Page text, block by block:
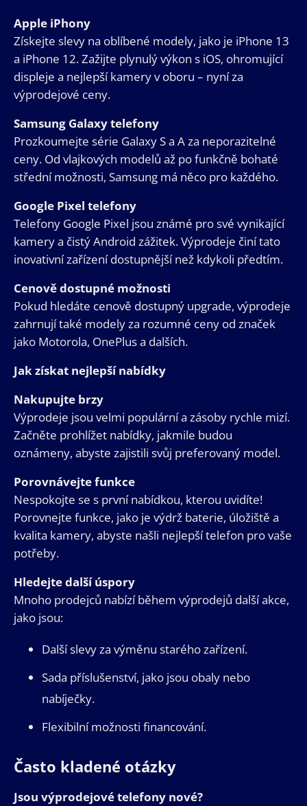
Apple iPhony
Získejte slevy na oblíbené modely, jako je iPhone 13
a iPhone 12. Zažijte plynulý výkon s iOS, ohromující
displeje a nejlepší kamery v oboru – nyní za
výprodejové ceny.
Samsung Galaxy telefony
Prozkoumejte série Galaxy S a A za neporazitelné
ceny. Od vlajkových modelů až po funkčně bohaté
střední možnosti, Samsung má něco pro každého.
Google Pixel telefony
Telefony Google Pixel jsou známé pro své vynikající
kamery a čistý Android zážitek. Výprodeje činí tato
inovativní zařízení dostupnější než kdykoli předtím.
Cenově dostupné možnosti
Pokud hledáte cenově dostupný upgrade, výprodeje
zahrnují také modely za rozumné ceny od značek
jako Motorola, OnePlus a dalších.
Jak získat nejlepší nabídky
Nakupujte brzy
Výprodeje jsou velmi populární a zásoby rychle mizí.
Začněte prohlížet nabídky, jakmile budou
oznámeny, abyste zajistili svůj preferovaný model.
Porovnávejte funkce
Nespokojte se s první nabídkou, kterou uvidíte!
Porovnejte funkce, jako je výdrž baterie, úložiště a
kvalita kamery, abyste našli nejlepší telefon pro vaše
potřeby.
Hledejte další úspory
Mnoho prodejců nabízí během výprodejů další akce,
jako jsou:
Další slevy za výměnu starého zařízení.
Sada příslušenství, jako jsou obaly nebo
nabíječky.
Flexibilní možnosti financování.
Často kladené otázky
Jsou výprodejové telefony nové?